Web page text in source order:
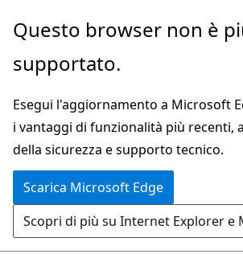
Ignora
passa
contenuto
principale
Questo browser non è
supportato.
Esegui l'aggiornamento a Microsoft
i vantaggi di funzionalità più recenti,
della sicurezza e supporto tecnico.
Scarica Microsoft Edge
Scopri di più su Internet Explorer e